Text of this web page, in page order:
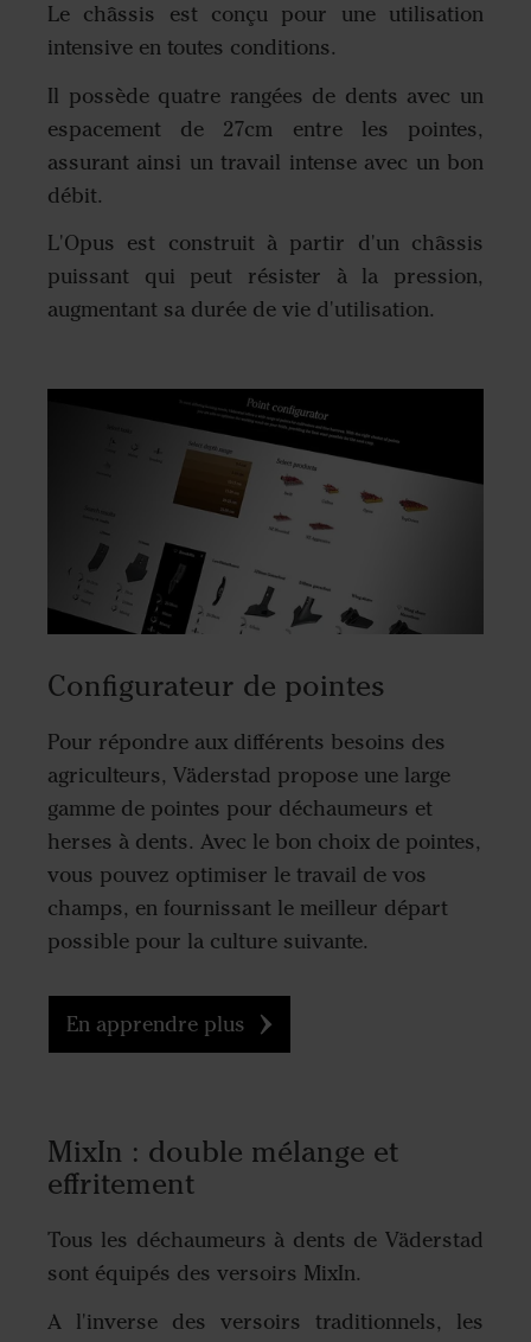
Le châssis est conçu pour une utilisation
intensive en toutes conditions.
Il possède quatre rangées de dents avec un
espacement de 27cm entre les pointes,
assurant ainsi un travail intense avec un bon
débit.
L'Opus est construit à partir d'un châssis
puissant qui peut résister à la pression,
augmentant sa durée de vie d'utilisation.
Configurateur de pointes
Pour répondre aux différents besoins des
agriculteurs, Väderstad propose une large
gamme de pointes pour déchaumeurs et
herses à dents. Avec le bon choix de pointes,
vous pouvez optimiser le travail de vos
champs, en fournissant le meilleur départ
possible pour la culture suivante.
En apprendre plus
MixIn : double mélange et
effritement
Tous les déchaumeurs à dents de Väderstad
sont équipés des versoirs MixIn.
A l'inverse des versoirs traditionnels, les